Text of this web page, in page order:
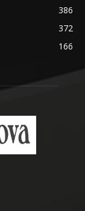
386
372
166